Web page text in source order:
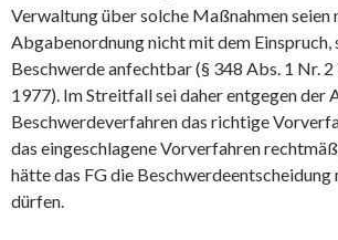
Verwaltung über solche Maßnahmen seien
Abgabenordnung nicht mit dem Einspruch,
Beschwerde anfechtbar (§ 348 Abs. 1 Nr. 2
1977). Im Streitfall sei daher entgegen der
Beschwerdeverfahren das richtige
das eingeschlagene Vorverfahren
hätte das FG die Beschwerdeentscheidung
dürfen.